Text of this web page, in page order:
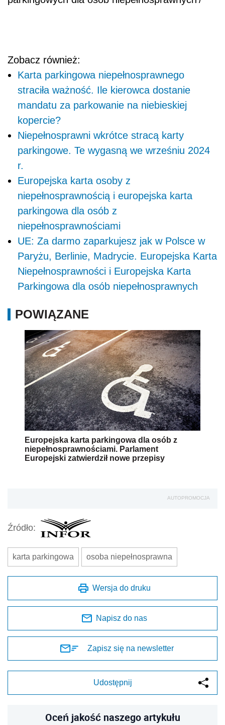
Zobacz również:
Karta parkingowa niepełnosprawnego
straciła ważność. Ile kierowca dostanie
mandatu za parkowanie na niebieskiej
kopercie?
Niepełnosprawni wkrótce stracą karty
parkingowe. Te wygasną we wrześniu 2024
r.
Europejska karta osoby z
niepełnosprawnością i europejska karta
parkingowa dla osób z
niepełnosprawnościami
UE: Za darmo zaparkujesz jak w Polsce w
Paryżu, Berlinie, Madrycie. Europejska Karta
Niepełnosprawności i Europejska Karta
Parkingowa dla osób niepełnosprawnych
POWIĄZANE
Europejska karta parkingowa dla osób z
niepełnosprawnościami. Parlament
Europejski zatwierdził nowe przepisy
AUTOPROMOCJA
Źródło:
karta parkingowa osoba niepełnosprawna
Wersja do druku
Napisz do nas
Zapisz się na newsletter
Udostępnij
Oceń jakość naszego artykułu